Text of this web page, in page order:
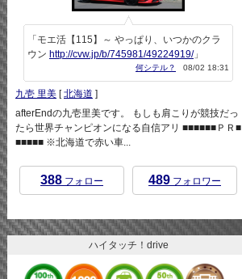
「モエ活【115】～ やっぱり、いつかのクラ
ウン http://cvw.jp/b/745981/49224919/」
何シテル？ 08/02 18:31
九壱 里美 [北海道 ]
afterEndの九壱里美です。 もしも肩こりが競技だっ
たら世界チャンピオンになる自信アリ ■■■■■■ＰＲ■
■■■■■ ※北海道で赤い車...
388 フォロー 489 フォロワー
ハイタッチ！drive